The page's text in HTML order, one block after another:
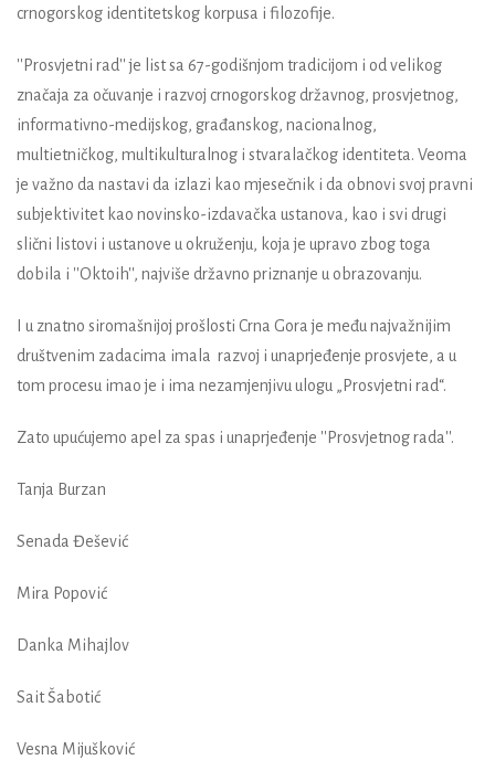
crnogorskog identitetskog korpusa i filozofije.
''Prosvjetni rad'' je list sa 67-godišnjom tradicijom i od velikog
značaja za očuvanje i razvoj crnogorskog državnog, prosvjetnog,
informativno-medijskog, građanskog, nacionalnog,
multietničkog, multikulturalnog i stvaralačkog identiteta. Veoma
je važno da nastavi da izlazi kao mjesečnik i da obnovi svoj pravni
subjektivitet kao novinsko-izdavačka ustanova, kao i svi drugi
slični listovi i ustanove u okruženju, koja je upravo zbog toga
dobila i ''Oktoih'', najviše državno priznanje u obrazovanju.
I u znatno siromašnijoj prošlosti Crna Gora je među najvažnijim
društvenim zadacima imala razvoj i unaprjeđenje prosvjete, a u
tom procesu imao je i ima nezamjenjivu ulogu „Prosvjetni rad“.
Zato upućujemo apel za spas i unaprjeđenje ''Prosvjetnog rada''.
Tanja Burzan
Senada Đešević
Mira Popović
Danka Mihajlov
Sait Šabotić
Vesna Mijušković